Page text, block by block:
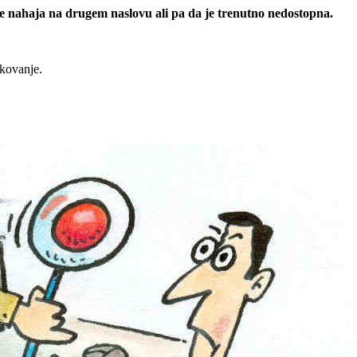
na drugem naslovu ali pa da je trenutno nedostopna.